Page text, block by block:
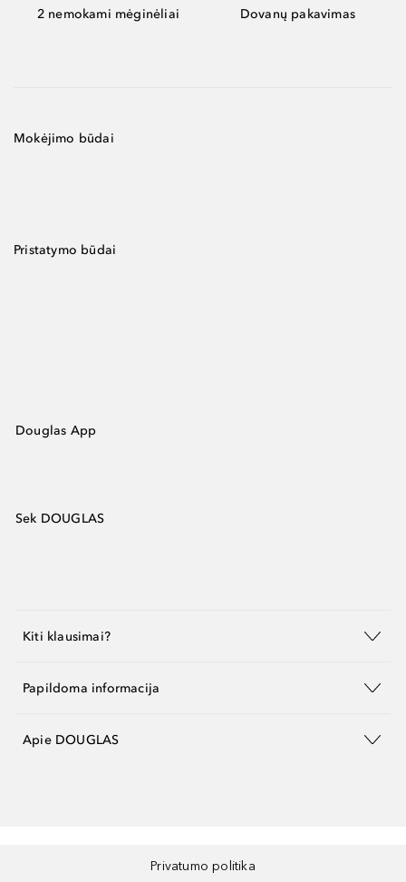
2 nemokami mėginėliai Dovanų pakavimas
Mokėjimo būdai
Pristatymo būdai
Douglas App
Sek DOUGLAS
Kiti klausimai?
Papildoma informacija
Apie DOUGLAS
Privatumo politika